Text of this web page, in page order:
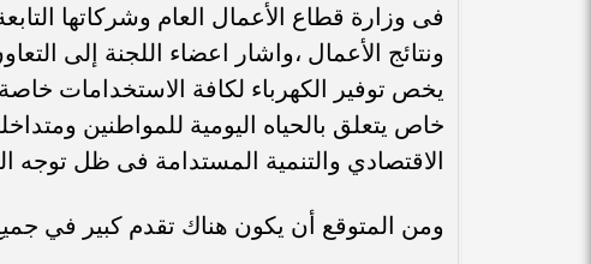
فى وزارة قطاع الأعمال العام وشركاتها
ونتائج الأعمال ،واشار اعضاء اللجنة إلى
يخص توفير الكهرباء لكافة الاستخدامات
خاص يتعلق بالحياه اليومية للمواطنين
الاقتصادي والتنمية المستدامة فى ظل توجه
ومن المتوقع أن يكون هناك تقدم كبير في